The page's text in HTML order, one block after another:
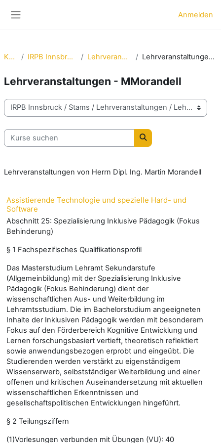
Anmelden
Kurse IRPB Innsbruck / Stams Lehrveranstaltungen Lehrveranstaltungen - MMorandell
Lehrveranstaltungen - MMorandell
Kursbereiche
Kurse suchen
Kurse suchen
Lehrveranstaltungen von Herrn Dipl. Ing. Martin Morandell
Assistierende Technologie und spezielle Hard- und
Software
Abschnitt 25: Spezialisierung Inklusive Pädagogik (Fokus
Behinderung)
§ 1 Fachspezifisches Qualifikationsprofil
Das Masterstudium Lehramt Sekundarstufe
(Allgemeinbildung) mit der Spezialisierung Inklusive
Pädagogik (Fokus Behinderung) dient der
wissenschaftlichen Aus- und Weiterbildung im
Lehramtsstudium. Die im Bachelorstudium angeeigneten
Inhalte der Inklusiven Pädagogik werden mit besonderem
Fokus auf den Förderbereich Kognitive Entwicklung und
Lernen forschungsbasiert vertieft, theoretisch reflektiert
sowie anwendungsbezogen erprobt und eingeübt. Die
Studierenden werden verstärkt zu eigenständigem
Wissenserwerb, selbstständiger Weiterbildung und einer
offenen und kritischen Auseinandersetzung mit aktuellen
wissenschaftlichen Erkenntnissen und
gesellschaftspolitischen Entwicklungen hingeführt.
§ 2 Teilungsziffern
(1)Vorlesungen verbunden mit Übungen (VU): 40